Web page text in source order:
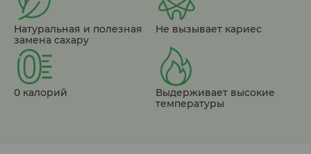
Натуральная и полезная
замена сахару
Не вызывает кариес
0 калорий
Выдерживает высокие
температуры